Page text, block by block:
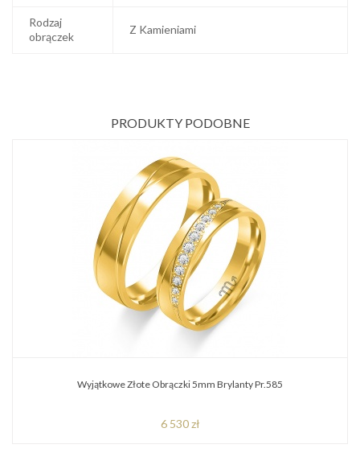
Rodzaj
obrączek
Z Kamieniami
PRODUKTY PODOBNE
Wyjątkowe Złote Obrączki 5mm Brylanty Pr.585
6 530 zł